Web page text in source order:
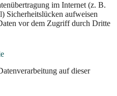
im Internet (z. B.
Sicherheitslücken aufweisen
vor dem Zugriff durch Dritte
auf dieser